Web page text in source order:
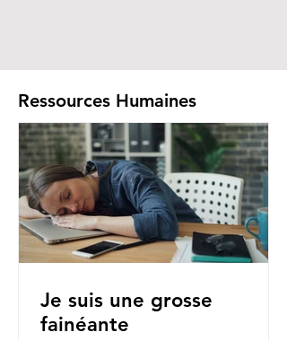
Ressources Humaines
Je suis une grosse
fainéante